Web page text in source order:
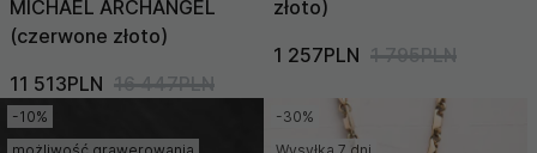
MICHAEL ARCHANGEL
(czerwone złoto)
11 513PLN 16 447PLN
złoto)
1 257PLN 1 795PLN
-10%
-30%